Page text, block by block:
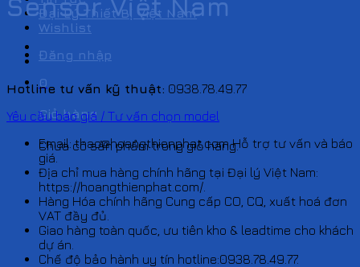
Đại Lý Thiết Bị Việt Nam
Wishlist
Đăng nhập
0
Giỏ hàng
Chưa có sản phẩm trong giỏ hàng.
Sensor Việt Nam
Hotline tư vấn kỹ thuật: 0938.78.49.77
Yêu cầu báo giá / Tư vấn chọn model
Email: thao@hoangthienphat.com Hỗ trợ tư vấn và báo
giá.
Địa chỉ mua hàng chính hãng tại Đại lý Việt Nam:
https://hoangthienphat.com/.
Hàng Hóa chính hãng Cung cấp CO, CQ, xuất hoá đơn
VAT đầy đủ.
Giao hàng toàn quốc, ưu tiên kho & leadtime cho khách
dự án.
Chế độ bảo hành uy tín hotline:0938.78.49.77.